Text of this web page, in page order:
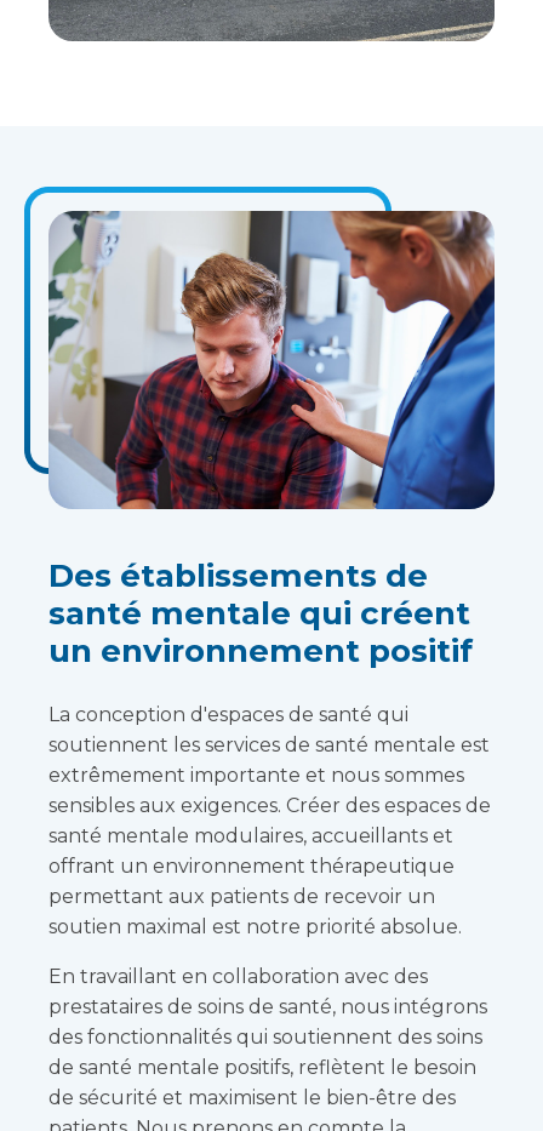
Des établissements de
santé mentale qui créent
un environnement positif
La conception d'espaces de santé qui
soutiennent les services de santé mentale est
extrêmement importante et nous sommes
sensibles aux exigences. Créer des espaces de
santé mentale modulaires, accueillants et
offrant un environnement thérapeutique
permettant aux patients de recevoir un
soutien maximal est notre priorité absolue.
En travaillant en collaboration avec des
prestataires de soins de santé, nous intégrons
des fonctionnalités qui soutiennent des soins
de santé mentale positifs, reflètent le besoin
de sécurité et maximisent le bien-être des